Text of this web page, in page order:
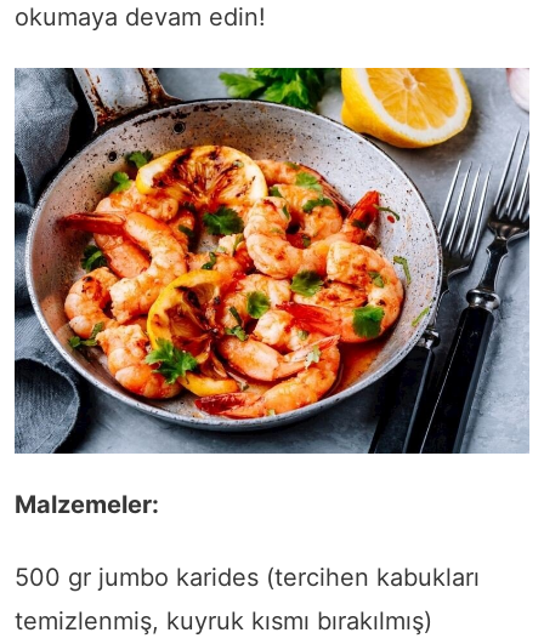
okumaya devam edin!
Malzemeler:
500 gr jumbo karides (tercihen kabukları
temizlenmiş, kuyruk kısmı bırakılmış)